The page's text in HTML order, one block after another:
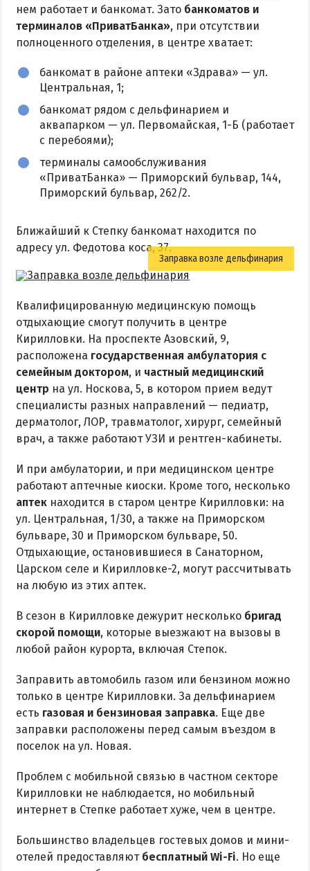
нем работает и банкомат. Зато банкоматов и
терминалов «ПриватБанка», при отсутствии
полноценного отделения, в центре хватает:
банкомат в районе аптеки «Здрава» — ул.
Центральная, 1;
банкомат рядом с дельфинарием и
аквапарком — ул. Первомайская, 1-Б (работает
с перебоями);
терминалы самообслуживания
«ПриватБанка» — Приморский бульвар, 144,
Приморский бульвар, 262/2.
Ближайший к Степку банкомат находится по
адресу ул. Федотова коса, 37.
Заправка возле дельфинария
Квалифицированную медицинскую помощь
отдыхающие смогут получить в центре
Кирилловки. На проспекте Азовский, 9,
расположена государственная амбулатория с
семейным доктором, и частный медицинский
центр на ул. Носкова, 5, в котором прием ведут
специалисты разных направлений — педиатр,
дерматолог, ЛОР, травматолог, хирург, семейный
врач, а также работают УЗИ и рентген-кабинеты.
И при амбулатории, и при медицинском центре
работают аптечные киоски. Кроме того, несколько
аптек находится в старом центре Кирилловки: на
ул. Центральная, 1/30, а также на Приморском
бульваре, 30 и Приморском бульваре, 50.
Отдыхающие, остановившиеся в Санаторном,
Царском селе и Кирилловке-2, могут рассчитывать
на любую из этих аптек.
В сезон в Кирилловке дежурит несколько бригад
скорой помощи, которые выезжают на вызовы в
любой район курорта, включая Степок.
Заправить автомобиль газом или бензином можно
только в центре Кирилловки. За дельфинарием
есть газовая и бензиновая заправка. Еще две
заправки расположены перед самым въездом в
поселок на ул. Новая.
Проблем с мобильной связью в частном секторе
Кирилловки не наблюдается, но мобильный
интернет в Степке работает хуже, чем в центре.
Большинство владельцев гостевых домов и мини-
отелей предоставляют бесплатный Wi-Fi. Но еще